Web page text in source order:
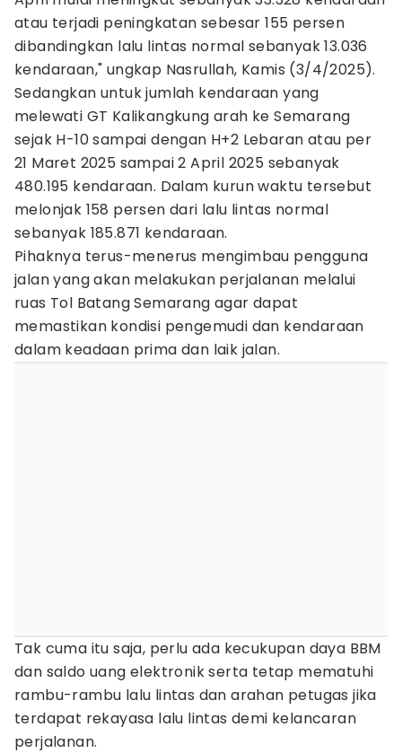
atau terjadi peningkatan sebesar 155 persen
dibandingkan lalu lintas normal sebanyak 13.036
kendaraan," ungkap Nasrullah, Kamis (3/4/2025).
Sedangkan untuk jumlah kendaraan yang
melewati GT Kalikangkung arah ke Semarang
sejak H-10 sampai dengan H+2 Lebaran atau per
21 Maret 2025 sampai 2 April 2025 sebanyak
480.195 kendaraan. Dalam kurun waktu tersebut
melonjak 158 persen dari lalu lintas normal
sebanyak 185.871 kendaraan.
Pihaknya terus-menerus mengimbau pengguna
jalan yang akan melakukan perjalanan melalui
ruas Tol Batang Semarang agar dapat
memastikan kondisi pengemudi dan kendaraan
dalam keadaan prima dan laik jalan.
Tak cuma itu saja, perlu ada kecukupan daya BBM
dan saldo uang elektronik serta tetap mematuhi
rambu-rambu lalu lintas dan arahan petugas jika
terdapat rekayasa lalu lintas demi kelancaran
perjalanan.